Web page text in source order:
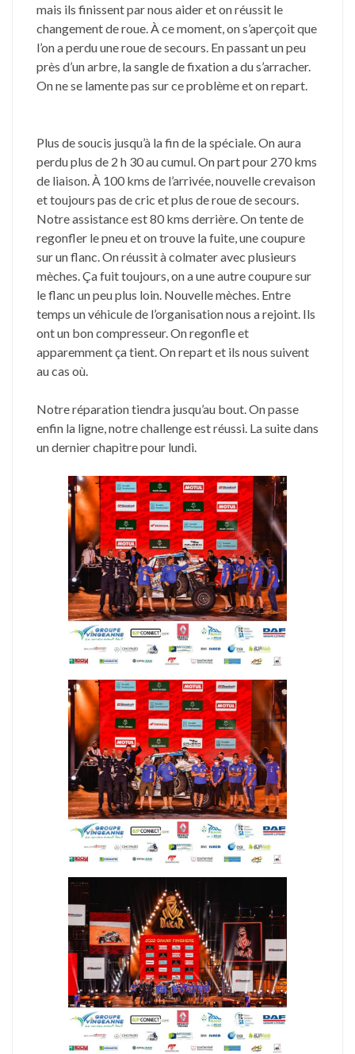
mais ils finissent par nous aider et on réussit le
changement de roue. À ce moment, on s’aperçoit que
l’on a perdu une roue de secours. En passant un peu
près d’un arbre, la sangle de fixation a du s’arracher.
On ne se lamente pas sur ce problème et on repart.
Plus de soucis jusqu’à la fin de la spéciale. On aura
perdu plus de 2 h 30 au cumul. On part pour 270 kms
de liaison. À 100 kms de l’arrivée, nouvelle crevaison
et toujours pas de cric et plus de roue de secours.
Notre assistance est 80 kms derrière. On tente de
regonfler le pneu et on trouve la fuite, une coupure
sur un flanc. On réussit à colmater avec plusieurs
mèches. Ça fuit toujours, on a une autre coupure sur
le flanc un peu plus loin. Nouvelle mèches. Entre
temps un véhicule de l’organisation nous a rejoint. Ils
ont un bon compresseur. On regonfle et
apparemment ça tient. On repart et ils nous suivent
au cas où.
Notre réparation tiendra jusqu’au bout. On passe
enfin la ligne, notre challenge est réussi. La suite dans
un dernier chapitre pour lundi.